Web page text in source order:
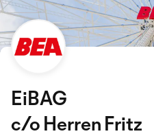
EiBAG
c/o Herren Fritz